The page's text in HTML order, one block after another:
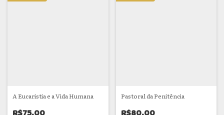
A Eucaristia e a Vida Humana Pastoral da Penitência